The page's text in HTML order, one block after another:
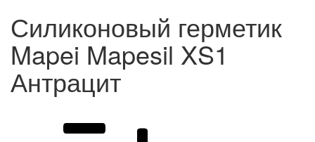
Силиконовый герметик
Mapei Mapesil XS1
Антрацит